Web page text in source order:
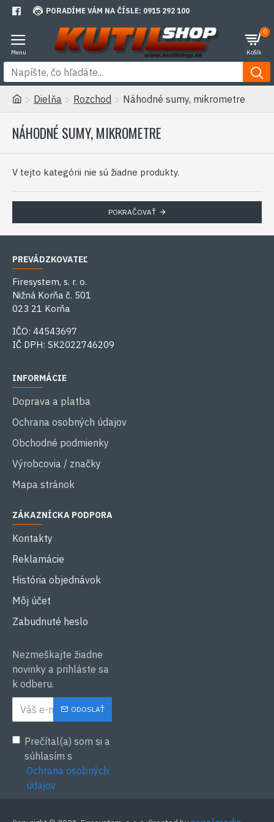
PORADÍME VÁM NA ČÍSLE: 0915 292 100
0
Dielňa Rozchod Náhodné sumy, mikrometre
NÁHODNÉ SUMY, MIKROMETRE
V tejto kategórii nie sú žiadne produkty.
POKRAČOVAŤ
PREVÁDZKOVATEĽ
Firesystem, s. r. o.
Nižná Korňa č. 501
023 21 Korňa
IČO: 44543697
IČ DPH: SK2022746209
INFORMÁCIE
Doprava a platba
Ochrana osobných údajov
Obchodné podmienky
Výrobcovia / značky
Mapa stránok
ZÁKAZNÍCKA PODPORA
Kontakty
Reklamácie
História objednávok
Môj účet
Zabudnuté heslo
Nezmeškajte žiadne
novinky a prihláste sa
k odberu.
ODOSLAŤ
Prečítal(a) som si a
súhlasím s
Ochrana osobných
údajov